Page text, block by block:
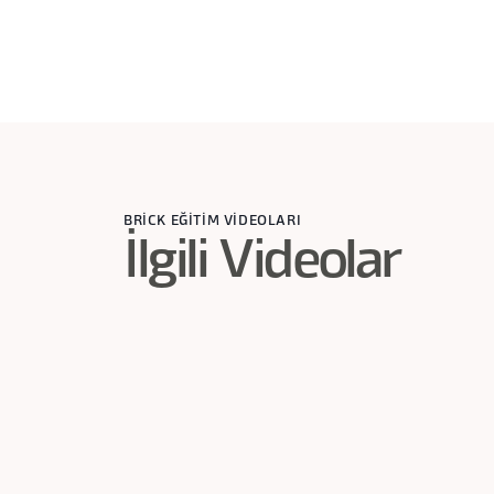
BRİCK EĞİTİM VİDEOLARI
İlgili Videolar